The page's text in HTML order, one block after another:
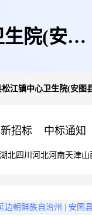
院(安图
松江镇中心卫生院(安图
招标 中标通知
湖北四川 河北河南天津山
边朝鲜族自治州 安图